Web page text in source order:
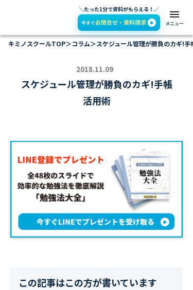
＼たった1分で資料がもらえる！／
キミノスクールTOP＞コラム＞スケジュール管理が勝負のカギ!手
2018.11.09
スケジュール管理が勝負のカギ!手帳
活用術
この記事はこの方が書いています